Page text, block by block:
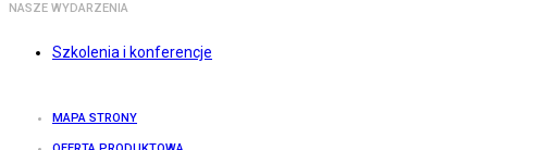
NASZE WYDARZENIA
Szkolenia i konferencje
MAPA STRONY